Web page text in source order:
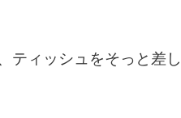
ティッシュをそっと差